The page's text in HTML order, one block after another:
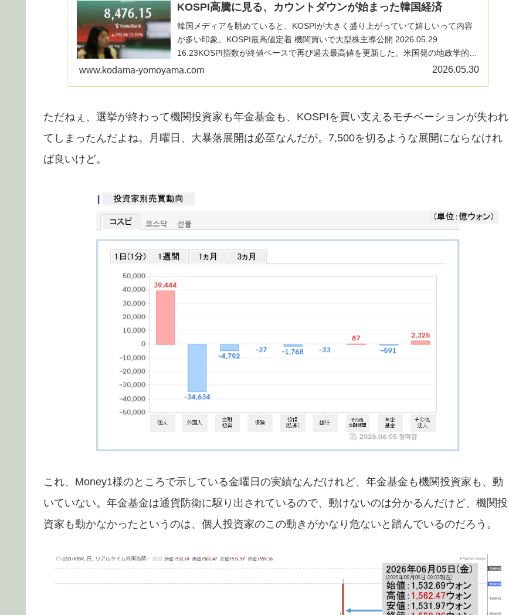
KOSPI高騰に見る、カウントダウンが始まった韓国経済
韓国メディアを眺めていると、KOSPIが大きく盛り上がっていて嬉しいって内容
が多い印象。KOSPI最高値定着 機関買いで大型株主導公開 2026.05.29.
16:23KOSPI指数が終値ベースで再び過去最高値を更新した。米国発の地政学的…
www.kodama-yomoyama.com 2026.05.30
ただねぇ、選挙が終わって機関投資家も年金基金も、KOSPIを買い支えるモチベーションが失われ
てしまったんだよね。月曜日、大暴落展開は必至なんだが。7,500を切るような展開にならなけれ
ば良いけど。
これ、Money1様のところで示している金曜日の実績なんだけれど、年金基金も機関投資家も、動
いていない。年金基金は通貨防衛に駆り出されているので、動けないのは分かるんだけど、機関投
資家も動かなかったというのは、個人投資家のこの動きがかなり危ないと踏んでいるのだろう。